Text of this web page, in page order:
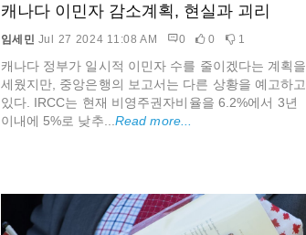
캐나다 이민자 감소계획, 현실과 괴리
임세민 Jul 27 2024 11:08 AM 0 0 1
캐나다 정부가 일시적 이민자 수를 줄이겠다는 계획을
세웠지만, 중앙은행의 보고서는 다른 상황을 예고하고
있다. IRCC는 현재 비영주권자비율을 6.2%에서 3년
이내에 5%로 낮추... Read more...